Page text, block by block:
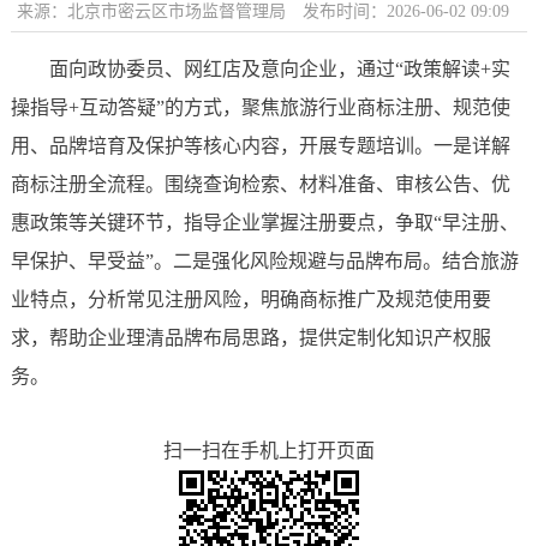
来源：北京市密云区市场监督管理局 发布时间：2026-06-02 09:09
面向政协委员、网红店及意向企业，通过“政策解读+实
操指导+互动答疑”的方式，聚焦旅游行业商标注册、规范使
用、品牌培育及保护等核心内容，开展专题培训。一是详解
商标注册全流程。围绕查询检索、材料准备、审核公告、优
惠政策等关键环节，指导企业掌握注册要点，争取“早注册、
早保护、早受益”。二是强化风险规避与品牌布局。结合旅游
业特点，分析常见注册风险，明确商标推广及规范使用要
求，帮助企业理清品牌布局思路，提供定制化知识产权服
务。
扫一扫在手机上打开页面